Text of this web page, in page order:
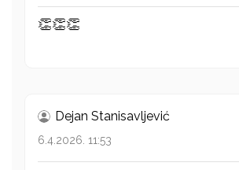
👏👏👏
Dejan Stanisavljević
6.4.2026. 11:53